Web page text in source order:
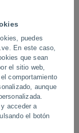
puedes
En este caso,
que sean
el sitio web,
comportamiento
aunque
acceder a
el botón